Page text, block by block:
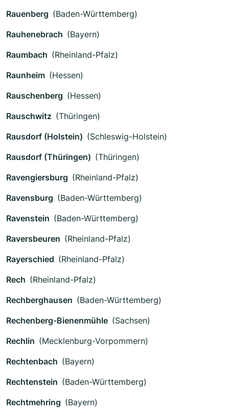
Rauenberg (Baden-Württemberg)
Rauhenebrach (Bayern)
Raumbach (Rheinland-Pfalz)
Raunheim (Hessen)
Rauschenberg (Hessen)
Rauschwitz (Thüringen)
Rausdorf (Holstein) (Schleswig-Holstein)
Rausdorf (Thüringen) (Thüringen)
Ravengiersburg (Rheinland-Pfalz)
Ravensburg (Baden-Württemberg)
Ravenstein (Baden-Württemberg)
Raversbeuren (Rheinland-Pfalz)
Rayerschied (Rheinland-Pfalz)
Rech (Rheinland-Pfalz)
Rechberghausen (Baden-Württemberg)
Rechenberg-Bienenmühle (Sachsen)
Rechlin (Mecklenburg-Vorpommern)
Rechtenbach (Bayern)
Rechtenstein (Baden-Württemberg)
Rechtmehring (Bayern)